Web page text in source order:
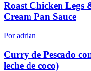
Roast Chicken Legs
Cream Pan Sauce
Por adrian
Curry de Pescado
leche de coco)